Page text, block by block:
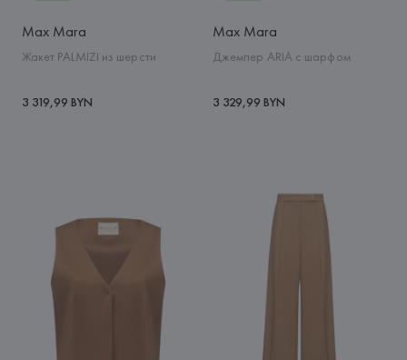
Max Mara
Жакет PALMIZI из шерсти
3 319,99 BYN
Max Mara
Джемпер ARIA с шарфом
3 329,99 BYN